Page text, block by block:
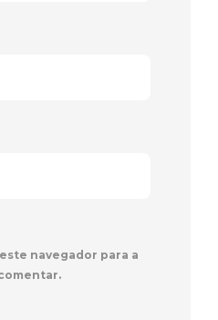
navegador para a